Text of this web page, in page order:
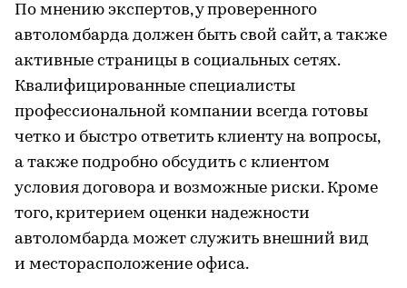
По мнению экспертов, у проверенного
автоломбарда должен быть свой сайт, а также
активные страницы в социальных сетях.
Квалифицированные специалисты
профессиональной компании всегда готовы
четко и быстро ответить клиенту на вопросы,
а также подробно обсудить с клиентом
условия договора и возможные риски. Кроме
того, критерием оценки надежности
автоломбарда может служить внешний вид
и месторасположение офиса.